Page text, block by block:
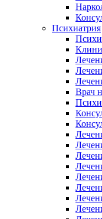
Психиатрия
Врач